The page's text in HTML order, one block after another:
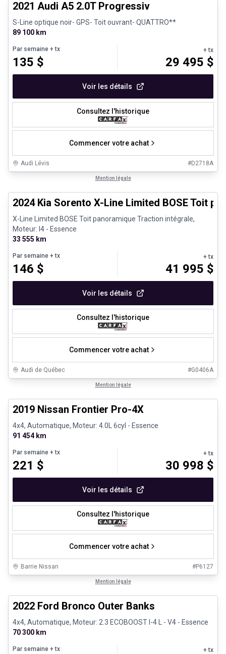
2021 Audi A5 2.0T Progressiv
S-Line optique noir- GPS- Toit ouvrant- QUATTRO**
89 100 km
Par semaine + tx
135 $
+ tx
29 495 $
Voir les détails
Consultez l'historique
Commencer votre achat
Audi Lévis #D2718A
Mention légale
2024 Kia Sorento X-Line Limited BOSE Toit
X-Line Limited BOSE Toit panoramique Traction intégrale,
Moteur: I4 - Essence
33 555 km
Par semaine + tx
146 $
+ tx
41 995 $
Voir les détails
Consultez l'historique
Commencer votre achat
Audi de Québec #G0406A
Mention légale
Véhicules d'occasion certifiés
2019 Nissan Frontier Pro-4X
4x4, Automatique, Moteur: 4.0L 6cyl - Essence
91 454 km
Par semaine + tx
221 $
+ tx
30 998 $
Voir les détails
Consultez l'historique
Commencer votre achat
Barrie Nissan #P6127
Mention légale
2022 Ford Bronco Outer Banks
4x4, Automatique, Moteur: 2.3 ECOBOOST I-4 L - V4 - Essence
70 300 km
Par semaine + tx + tx